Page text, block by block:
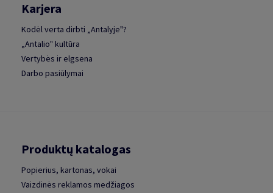
Karjera
Kodėl verta dirbti „Antalyje"?
„Antalio" kultūra
Vertybės ir elgsena
Darbo pasiūlymai
Produktų katalogas
Popierius, kartonas, vokai
Vaizdinės reklamos medžiagos